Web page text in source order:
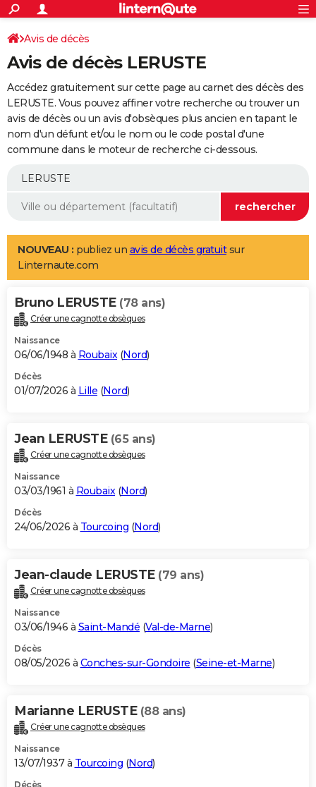
ACTUALITÉS
Politique
Société
Faits Divers
Education
Monde
Villes
+
SPORT
Coupe du monde 2026
Football
Tennis
Cyclisme
Rugby
Forum
Programme TV
TNTStreaming
Cinéma
Sorties cinéma
Musique
+FINANCE
Retraite
Epargne
Immobilier
Risques naturels par ville
Banque
Assurance
AUTO
Essais
Réserver un essai
Citadines
Berlines
SUV
Forum auto
+
Mobiles
Meilleur smartphone
Internet
Ordinateurs
Jeux vidéo
Guide high-tech
Aménagement intérieur
LIFESTYLE
Art de vivre
Bien-être
Loisirs
Mode
Modes de vie
Alimentation
Guide de la santé
Maladies
Médicaments
Sommeil
VOYAGE
Destinations
City break
Voyage nature
Voyage de noces
Forum
Climat
+PHOTO
GUIDES D'ACHAT
BONS PLANS
Carte de Noël
Carte Bonne année
Carte Saint-Valentin
Carte Pâques
Carte d'anniversaire
DICTIONNAIRE
Dictionnaire
Biographies
Citations
Expressions
Proverbes
PROGRAMME TV
S'inscrire
Se connecter
Lycées
Collèges
Primaires
Universités
Entreprises
Service militaire
Avis de recherche
AVIS DE DÉCÈS
Bricolage
Lifestyle
Culture
Sport
Auto
Television
Voyage
Cinema
Avis de décès
Avis de décès LERUSTE
Accédez gratuitement sur cette page au carnet des décès des
LERUSTE. Vous pouvez affiner votre recherche ou trouver un
avis de décès ou un avis d'obsèques plus ancien en tapant le
nom d'un défunt et/ou le nom ou le code postal d'une
commune dans le moteur de recherche ci-dessous.
NOUVEAU : publiez un avis de décès gratuitsur
Linternaute.com
Bruno LERUSTE (78 ans)
Créer une cagnotte obsèques
Naissance
06/06/1948 à Roubaix(Nord)
Décès
01/07/2026 à Lille (Nord)
Jean LERUSTE (65 ans)
Créer une cagnotte obsèques
Naissance
03/03/1961 à Roubaix(Nord)
Décès
24/06/2026 à Tourcoing (Nord)
Jean-claude LERUSTE (79 ans)
Créer une cagnotte obsèques
Naissance
03/06/1946 à Saint-Mandé (Val-de-Marne)
Décès
08/05/2026 à Conches-sur-Gondoire (Seine-et-Marne)
Marianne LERUSTE (88 ans)
Créer une cagnotte obsèques
Naissance
13/07/1937 à Tourcoing (Nord)
Décès